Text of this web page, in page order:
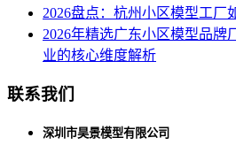
2026盘点：杭州小区模型工厂
2026年精选广东小区模型品
业的核心维度解析
联系我们
深圳市昊景模型有限公司